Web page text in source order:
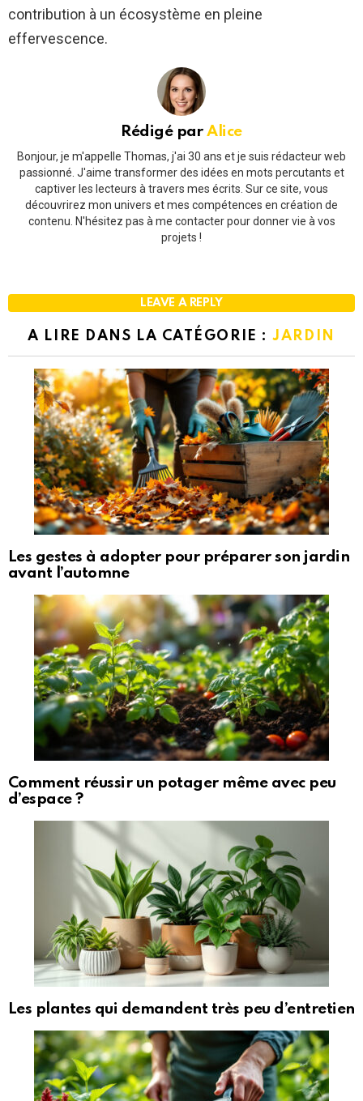
contribution à un écosystème en pleine
effervescence.
Rédigé parAlice
Bonjour, je m'appelle Thomas, j'ai 30 ans et je suis rédacteur web
passionné. J'aime transformer des idées en mots percutants et
captiver les lecteurs à travers mes écrits. Sur ce site, vous
découvrirez mon univers et mes compétences en création de
contenu. N'hésitez pas à me contacter pour donner vie à vos
projets !
LEAVE A REPLY
A LIRE DANS LA CATÉGORIE :JARDIN
Les gestes à adopter pour préparer son jardin
avant l’automne
Comment réussir un potager même avec peu
d’espace ?
Les plantes qui demandent très peu d’entretien